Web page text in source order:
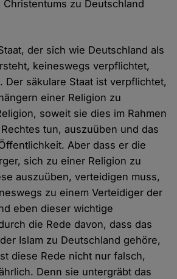
zu Deutschland
der sich wie Deutschland als
keineswegs verpflichtet,
Der säkulare Staat ist verpflichtet,
einer Religion zu
soweit sie dies im Rahmen
tun, auszuüben und das
Aber dass er die
sich zu einer Religion zu
auszuüben, verteidigen muss,
zu einem Verteidiger der
eben dieser wichtige
die Rede davon, dass das
Islam zu Deutschland gehöre,
diese Rede nicht nur falsch,
Denn sie untergräbt das